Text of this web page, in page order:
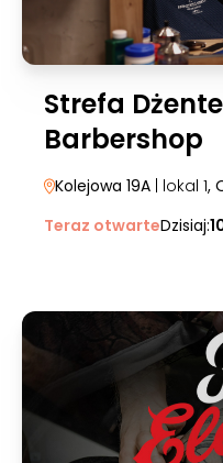
Strefa
Barbershop
Kolejowa 19A | lokal 1,
Teraz otwarteDzisiaj: